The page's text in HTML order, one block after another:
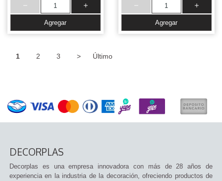
Agregar Agregar
1 2 3 > Último
DECORPLAS
Decorplas es una empresa innovadora con más de 28 años de
experiencia en la industria de la decoración, ofreciendo productos de